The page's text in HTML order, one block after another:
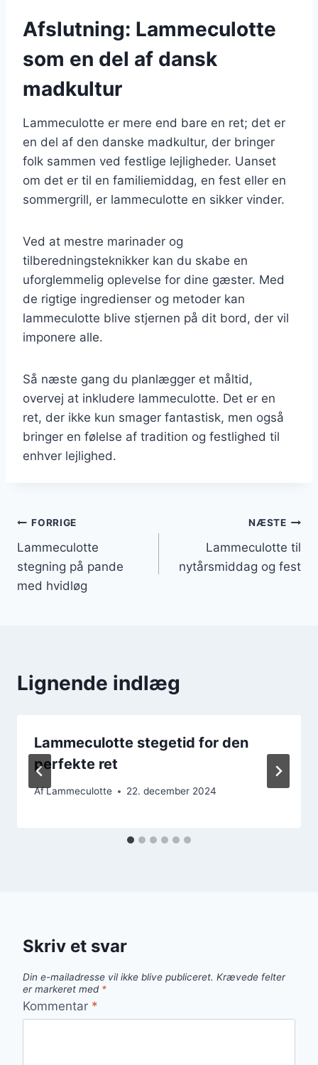
Afslutning: Lammeculotte
som en del af dansk
madkultur
Lammeculotte er mere end bare en ret; det er
en del af den danske madkultur, der bringer
folk sammen ved festlige lejligheder. Uanset
om det er til en familiemiddag, en fest eller en
sommergrill, er lammeculotte en sikker vinder.
Ved at mestre marinader og
tilberedningsteknikker kan du skabe en
uforglemmelig oplevelse for dine gæster. Med
de rigtige ingredienser og metoder kan
lammeculotte blive stjernen på dit bord, der vil
imponere alle.
Så næste gang du planlægger et måltid,
overvej at inkludere lammeculotte. Det er en
ret, der ikke kun smager fantastisk, men også
bringer en følelse af tradition og festlighed til
enhver lejlighed.
Indlægsnavigation
FORRIGE
Lammeculotte
stegning på pande
med hvidløg
NÆSTE
Lammeculotte til
nytårsmiddag og fest
Lignende indlæg
Lammeculotte stegetid for den
perfekte ret
AfLammeculotte 22. december 2024
Skriv et svar
Din e-mailadresse vil ikke blive publiceret. Krævede felter
er markeret med *
Kommentar *